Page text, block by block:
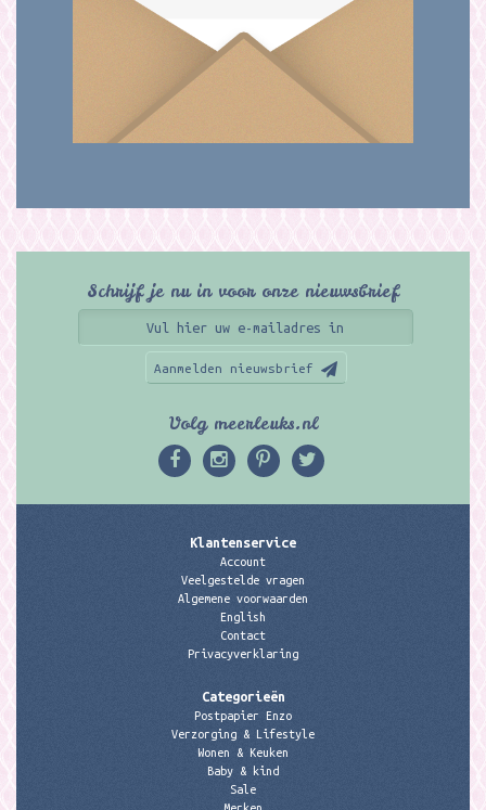
Schrijf je nu in voor onze nieuwsbrief
Aanmelden nieuwsbrief
Volg meerleuks.nl
Klantenservice
Account
Veelgestelde vragen
Algemene voorwaarden
English
Contact
Privacyverklaring
Categorieën
Postpapier Enzo
Verzorging & Lifestyle
Wonen & Keuken
Baby & kind
Sale